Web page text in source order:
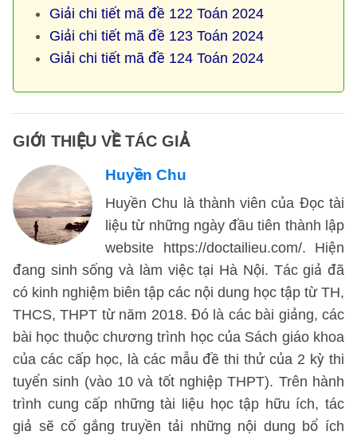
Giải chi tiết mã đề 122 Toán 2024
Giải chi tiết mã đề 123 Toán 2024
Giải chi tiết mã đề 124 Toán 2024
GIỚI THIỆU VỀ TÁC GIẢ
Huyền Chu
Huyền Chu là thành viên của Đọc tài
liệu từ những ngày đầu tiên thành lập
website https://doctailieu.com/. Hiện
đang sinh sống và làm việc tại Hà Nội. Tác giả đã
có kinh nghiệm biên tập các nội dung học tập từ TH,
THCS, THPT từ năm 2018. Đó là các bài giảng, các
bài học thuộc chương trình học của Sách giáo khoa
của các cấp học, là các mẫu đề thi thử của 2 kỳ thi
tuyển sinh (vào 10 và tốt nghiệp THPT). Trên hành
trình cung cấp những tài liệu học tập hữu ích, tác
giả sẽ cố gắng truyền tải những nội dung bổ ích